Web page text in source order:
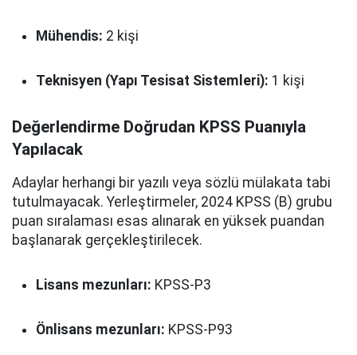
Mühendis: 2 kişi
Teknisyen (Yapı Tesisat Sistemleri): 1 kişi
Değerlendirme Doğrudan KPSS Puanıyla
Yapılacak
Adaylar herhangi bir yazılı veya sözlü mülakata tabi
tutulmayacak. Yerleştirmeler, 2024 KPSS (B) grubu
puan sıralaması esas alınarak en yüksek puandan
başlanarak gerçekleştirilecek.
Lisans mezunları: KPSS-P3
Önlisans mezunları: KPSS-P93